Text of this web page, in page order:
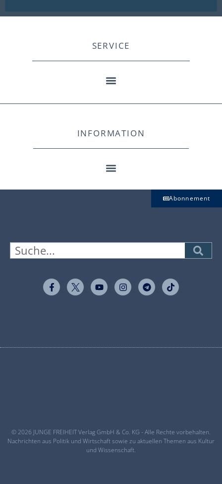
SERVICE
INFORMATION
Abonnement
© 2026 JUNGE FREIHEIT Verlag GmbH & Co. KG - Alle Rechte vorbehalten.
Nachrichten aus Politik und Wirtschaft sowie zu aktuellen Themen aus Kultur
und Wissenschaft.